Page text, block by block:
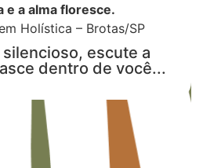
e a alma floresce.
Holística – Brotas/SP
silencioso, escute a
dentro de você...